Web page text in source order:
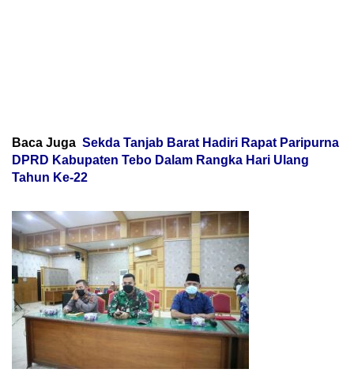
Baca Juga Sekda Tanjab Barat Hadiri Rapat Paripurna
DPRD Kabupaten Tebo Dalam Rangka Hari Ulang
Tahun Ke-22